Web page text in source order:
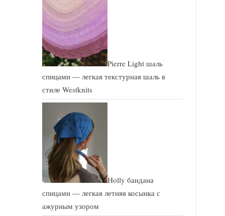
Pierre Light шаль
спицами — легкая текстурная шаль в
стиле Westknits
Holly бандана
спицами — легкая летняя косынка с
ажурным узором